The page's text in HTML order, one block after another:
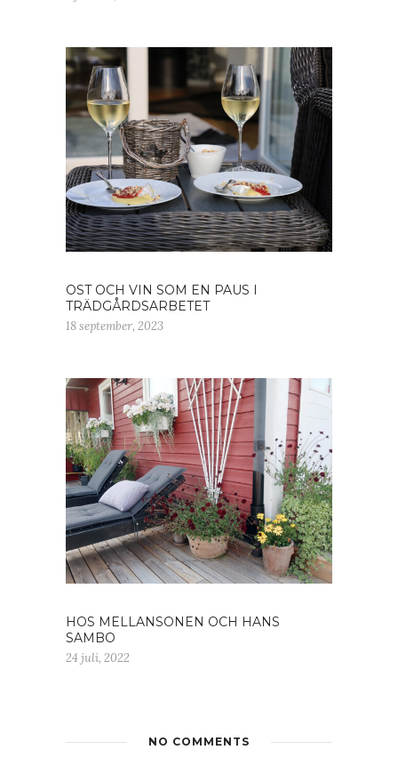
OST OCH VIN SOM EN PAUS I
TRÄDGÅRDSARBETET
18 september, 2023
HOS MELLANSONEN OCH HANS
SAMBO
24 juli, 2022
NO COMMENTS